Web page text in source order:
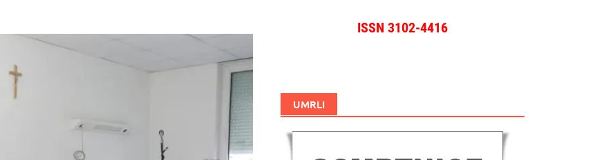
ISSN 3102-4416
UMRLI